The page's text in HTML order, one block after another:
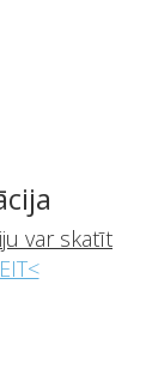
var skatīt